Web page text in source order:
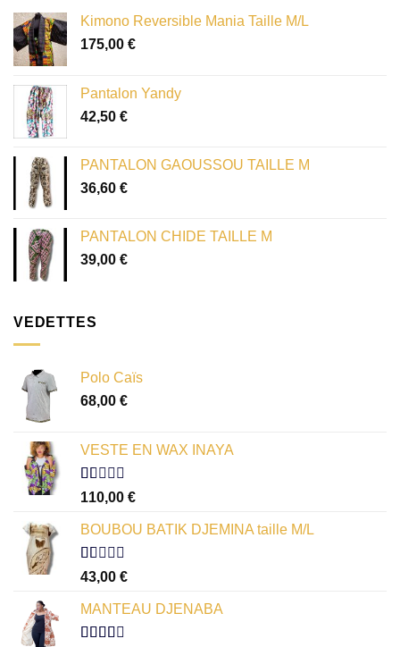
Kimono Reversible Mania Taille M/L
175,00 €
Pantalon Yandy
42,50 €
PANTALON GAOUSSOU TAILLE M
36,60 €
PANTALON CHIDE TAILLE M
39,00 €
VEDETTES
Polo Caïs
68,00 €
VESTE EN WAX INAYA
Note
sur
5
110,00 €
BOUBOU BATIK DJEMINA taille M/L
Note
1.00
sur
5
43,00 €
MANTEAU DJENABA